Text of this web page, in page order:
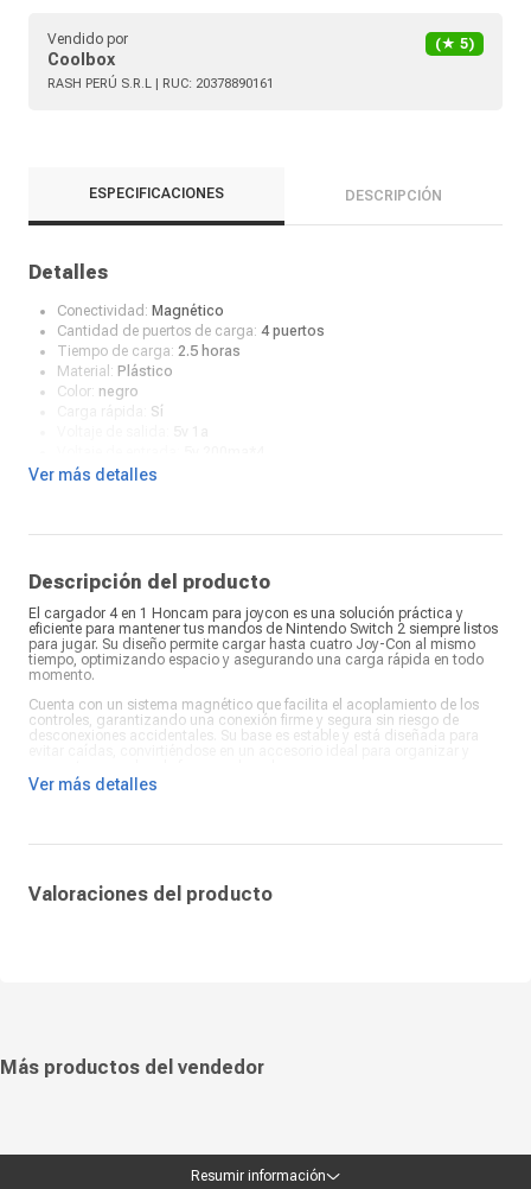
Vendido por
Coolbox
(★ 5)
RASH PERÚ S.R.L | RUC: 20378890161
ESPECIFICACIONES DESCRIPCIÓN
Detalles
Conectividad: Magnético
Cantidad de puertos de carga: 4 puertos
Tiempo de carga: 2.5 horas
Material: Plástico
Color: negro
Sí
Longitud del Cable:
Ver más detalles
Descripción del producto
El cargador 4 en 1 Honcam para joycon es una solución práctica y
eficiente para mantener tus mandos de Nintendo Switch 2 siempre listos
para jugar. Su diseño permite cargar hasta cuatro Joy-Con al mismo
tiempo, optimizando espacio y asegurando una carga rápida en todo
momento.
Cuenta con un sistema magnético que facilita el acoplamiento de los
controles, garantizando una conexión firme y segura sin riesgo de
desconexiones accidentales. Su base es estable y está diseñada para
cargador confiable que mantenga su colección de Joy-Con lista para
Ver más detalles
Valoraciones del producto
Más productos del vendedor
Resumir información